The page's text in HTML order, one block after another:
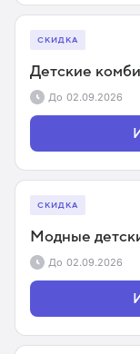
СКИДКА
Детские
До 02.09.2026
СКИДКА
Модные
До 02.09.2026